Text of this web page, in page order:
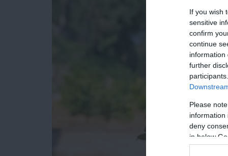
If you wish
sensitive
confirm
continue
information
further
Please
information
deny
in below